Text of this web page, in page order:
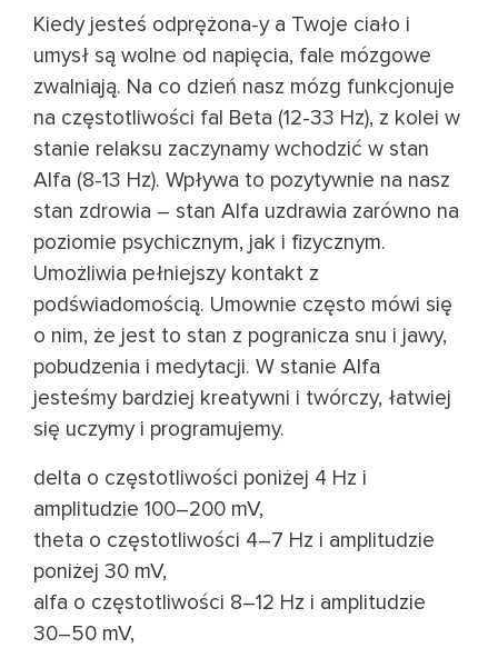
Kiedy jesteś odprężona-y a Twoje ciało i
umysł są wolne od napięcia, fale mózgowe
zwalniają. Na co dzień nasz mózg funkcjonuje
na częstotliwości fal Beta (12-33 Hz), z kolei w
stanie relaksu zaczynamy wchodzić w stan
Alfa (8-13 Hz). Wpływa to pozytywnie na nasz
stan zdrowia – stan Alfa uzdrawia zarówno na
poziomie psychicznym, jak i fizycznym.
Umożliwia pełniejszy kontakt z
podświadomością. Umownie często mówi się
o nim, że jest to stan z pogranicza snu i jawy,
pobudzenia i medytacji. W stanie Alfa
jesteśmy bardziej kreatywni i twórczy, łatwiej
się uczymy i programujemy.
delta o częstotliwości poniżej 4 Hz i
amplitudzie 100–200 mV,
theta o częstotliwości 4–7 Hz i amplitudzie
poniżej 30 mV,
alfa o częstotliwości 8–12 Hz i amplitudzie
30–50 mV,